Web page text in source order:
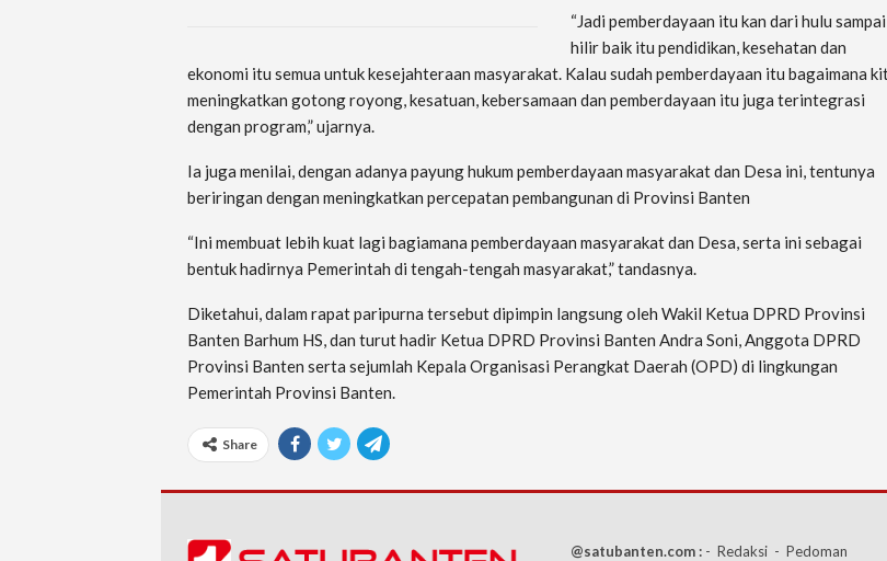
“Jadi pemberdayaan itu kan dari hulu sampai
hilir baik itu pendidikan, kesehatan dan
ekonomi itu semua untuk kesejahteraan masyarakat. Kalau sudah pemberdayaan itu bagaimana
meningkatkan gotong royong, kesatuan, kebersamaan dan pemberdayaan itu juga terintegrasi
dengan program,” ujarnya.
Ia juga menilai, dengan adanya payung hukum pemberdayaan masyarakat dan Desa ini, tentunya
beriringan dengan meningkatkan percepatan pembangunan di Provinsi Banten
“Ini membuat lebih kuat lagi bagiamana pemberdayaan masyarakat dan Desa, serta ini sebagai
bentuk hadirnya Pemerintah di tengah-tengah masyarakat,” tandasnya.
Diketahui, dalam rapat paripurna tersebut dipimpin langsung oleh Wakil Ketua DPRD Provinsi
Banten Barhum HS, dan turut hadir Ketua DPRD Provinsi Banten Andra Soni, Anggota DPRD
Provinsi Banten serta sejumlah Kepala Organisasi Perangkat Daerah (OPD) di lingkungan
Pemerintah Provinsi Banten.
Share
@satubanten.com : - Redaksi - Pedoman